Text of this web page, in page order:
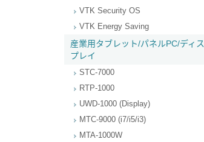
VTK Security OS
VTK Energy Saving
産業用タブレット/パネルPC/ディス
プレイ
STC-7000
RTP-1000
UWD-1000 (Display)
MTC-9000 (i7/i5/i3)
MTA-1000W